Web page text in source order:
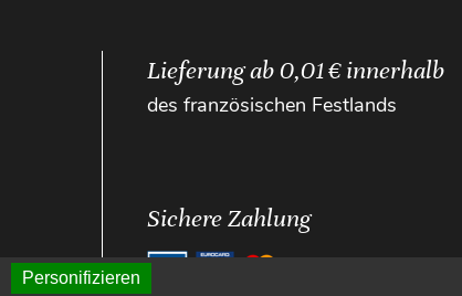
Lieferung ab 0,01 € innerhalb
des französischen Festlands
Sichere Zahlung
Personifizieren